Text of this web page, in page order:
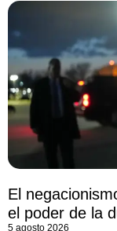
El
el poder de la
5 agosto 2026